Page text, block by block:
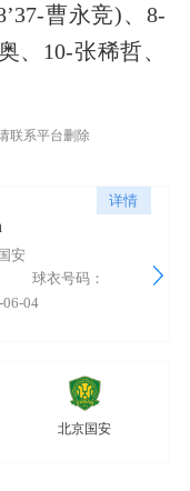
曹永竞)、8-
、10-张稀哲、
联系平台删除
详情
安
球衣号码：
04
北京国安